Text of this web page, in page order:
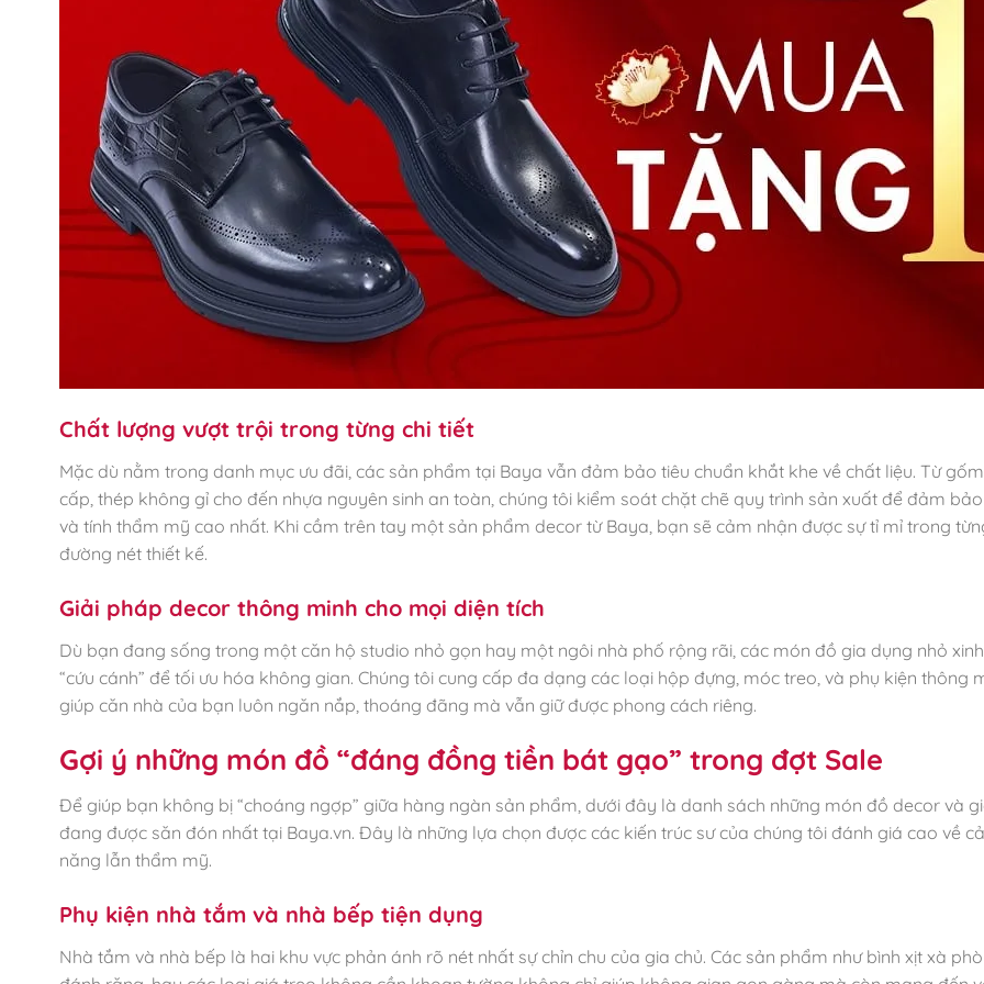
Chất lượng vượt trội trong từng chi tiết
Mặc dù nằm trong danh mục ưu đãi, các sản phẩm tại Baya vẫn đảm bảo tiêu chuẩn khắt khe về chất liệu. Từ
cấp, thép không gỉ cho đến nhựa nguyên sinh an toàn, chúng tôi kiểm soát chặt chẽ quy trình sản xuất để đảm
và tính thẩm mỹ cao nhất. Khi cầm trên tay một sản phẩm decor từ Baya, bạn sẽ cảm nhận được sự tỉ mỉ trong
đường nét thiết kế.
Giải pháp decor thông minh cho mọi diện tích
Dù bạn đang sống trong một căn hộ studio nhỏ gọn hay một ngôi nhà phố rộng rãi, các món đồ gia dụng nhỏ
“cứu cánh” để tối ưu hóa không gian. Chúng tôi cung cấp đa dạng các loại hộp đựng, móc treo, và phụ kiện thông
giúp căn nhà của bạn luôn ngăn nắp, thoáng đãng mà vẫn giữ được phong cách riêng.
Gợi ý những món đồ “đáng đồng tiền bát gạo” trong đợt Sale
Để giúp bạn không bị “choáng ngợp” giữa hàng ngàn sản phẩm, dưới đây là danh sách những món đồ decor và
đang được săn đón nhất tại Baya.vn. Đây là những lựa chọn được các kiến trúc sư của chúng tôi đánh giá cao về
năng lẫn thẩm mỹ.
Phụ kiện nhà tắm và nhà bếp tiện dụng
Nhà tắm và nhà bếp là hai khu vực phản ánh rõ nét nhất sự chỉn chu của gia chủ. Các sản phẩm như bình xịt xà